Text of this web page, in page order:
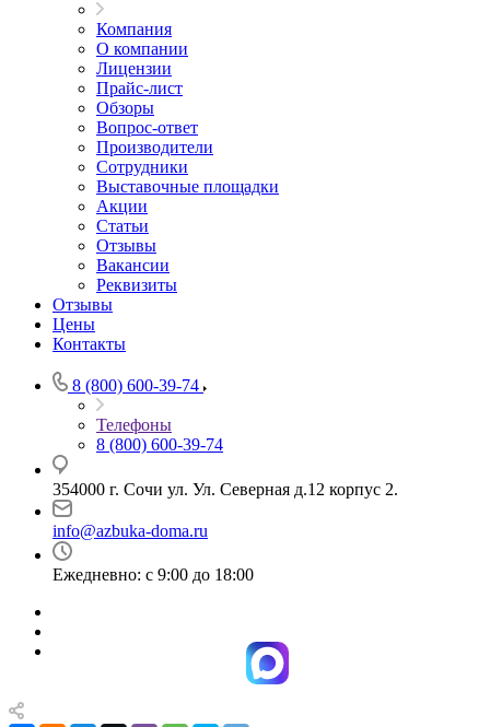
Компания
О компании
Лицензии
Прайс-лист
Обзоры
Вопрос-ответ
Производители
Сотрудники
Выставочные площадки
Акции
Статьи
Отзывы
Вакансии
Реквизиты
Отзывы
Цены
Контакты
8 (800) 600-39-74
Телефоны
8 (800) 600-39-74
354000 г. Сочи ул. Ул. Северная д.12 корпус 2.
info@azbuka-doma.ru
Ежедневно: с 9:00 до 18:00